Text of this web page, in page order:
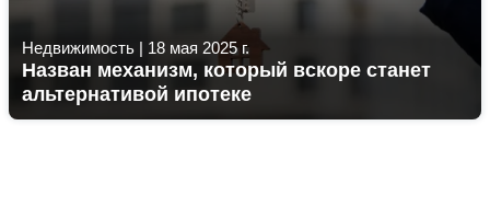
Недвижимость | 18 мая 2025 г.
Назван механизм, который вскоре станет
альтернативой ипотеке